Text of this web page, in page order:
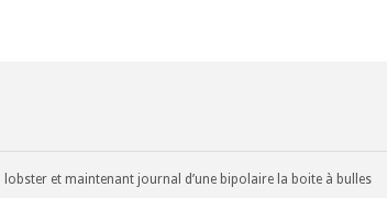
et maintenant journal d’une bipolaire la boite à bulles